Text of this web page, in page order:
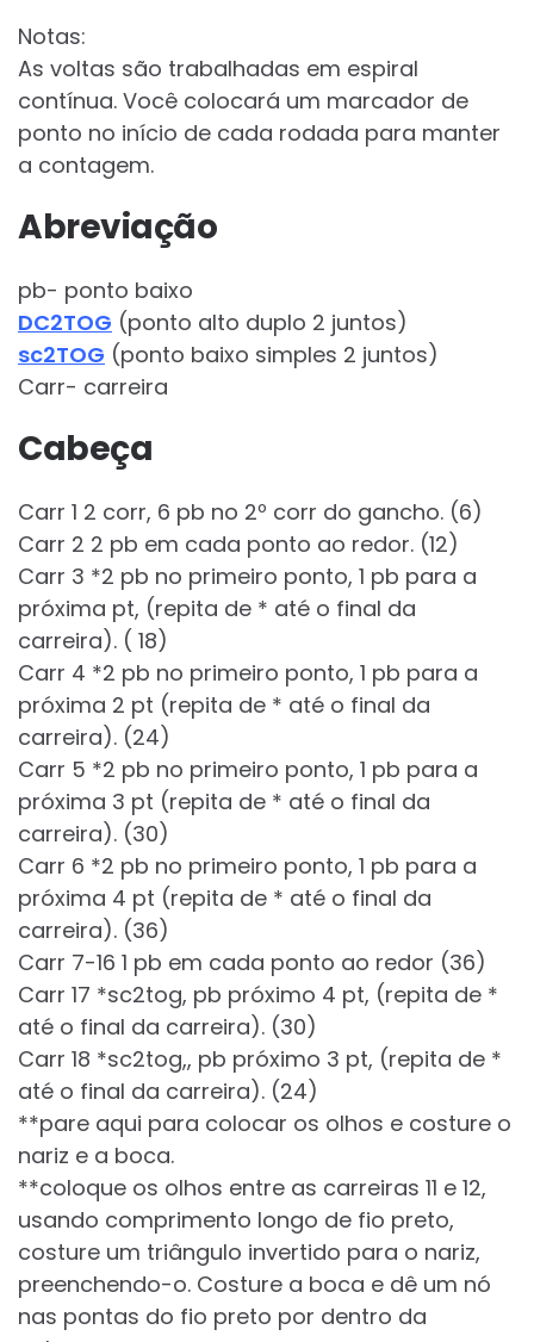
Notas:
As voltas são trabalhadas em espiral
contínua. Você colocará um marcador de
ponto no início de cada rodada para manter
a contagem.
Abreviação
pb- ponto baixo
DC2TOG (ponto alto duplo 2 juntos)
sc2TOG (ponto baixo simples 2 juntos)
Carr- carreira
Cabeça
Carr 1 2 corr, 6 pb no 2º corr do gancho. (6)
Carr 2 2 pb em cada ponto ao redor. (12)
Carr 3 *2 pb no primeiro ponto, 1 pb para a
próxima pt, (repita de * até o final da
carreira). ( 18)
Carr 4 *2 pb no primeiro ponto, 1 pb para a
próxima 2 pt (repita de * até o final da
carreira). (24)
Carr 5 *2 pb no primeiro ponto, 1 pb para a
próxima 3 pt (repita de * até o final da
carreira). (30)
Carr 6 *2 pb no primeiro ponto, 1 pb para a
próxima 4 pt (repita de * até o final da
carreira). (36)
Carr 7-16 1 pb em cada ponto ao redor (36)
Carr 17 *sc2tog, pb próximo 4 pt, (repita de *
até o final da carreira). (30)
Carr 18 *sc2tog,, pb próximo 3 pt, (repita de *
até o final da carreira). (24)
**pare aqui para colocar os olhos e costure o
nariz e a boca.
**coloque os olhos entre as carreiras 11 e 12,
usando comprimento longo de fio preto,
costure um triângulo invertido para o nariz,
preenchendo-o. Costure a boca e dê um nó
nas pontas do fio preto por dentro da